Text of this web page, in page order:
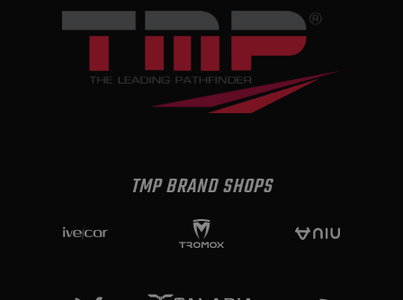
TMP BRAND SHOPS